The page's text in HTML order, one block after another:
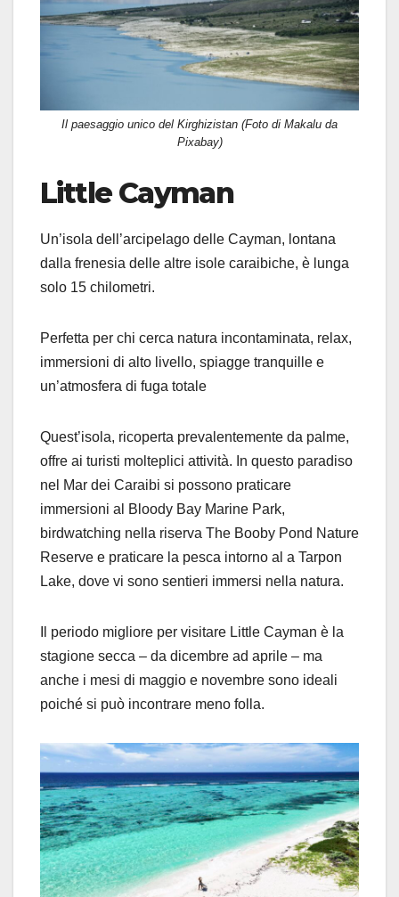
Il paesaggio unico del Kirghizistan (Foto di Makalu da
Pixabay)
Little Cayman
Un’isola dell’arcipelago delle Cayman, lontana
dalla frenesia delle altre isole caraibiche, è lunga
solo 15 chilometri.
Perfetta per chi cerca natura incontaminata, relax,
immersioni di alto livello, spiagge tranquille e
un’atmosfera di fuga totale
Quest’isola, ricoperta prevalentemente da palme,
offre ai turisti molteplici attività. In questo paradiso
nel Mar dei Caraibi si possono praticare
immersioni al Bloody Bay Marine Park,
birdwatching nella riserva The Booby Pond Nature
Reserve e praticare la pesca intorno al a Tarpon
Lake, dove vi sono sentieri immersi nella natura.
Il periodo migliore per visitare Little Cayman è la
stagione secca – da dicembre ad aprile – ma
anche i mesi di maggio e novembre sono ideali
poiché si può incontrare meno folla.